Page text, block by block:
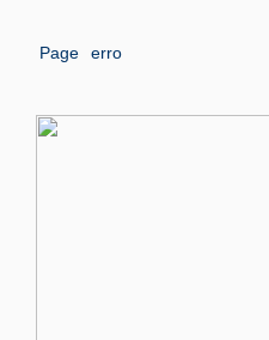
Page erro